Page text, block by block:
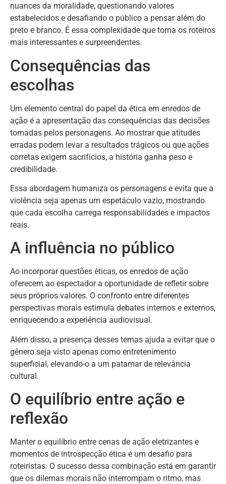
nuances da moralidade, questionando valores
estabelecidos e desafiando o público a pensar além do
preto e branco. É essa complexidade que torna os roteiros
mais interessantes e surpreendentes.
Consequências das
escolhas
Um elemento central do papel da ética em enredos de
ação é a apresentação das consequências das decisões
tomadas pelos personagens. Ao mostrar que atitudes
erradas podem levar a resultados trágicos ou que ações
corretas exigem sacrifícios, a história ganha peso e
credibilidade.
Essa abordagem humaniza os personagens e evita que a
violência seja apenas um espetáculo vazio, mostrando
que cada escolha carrega responsabilidades e impactos
reais.
A influência no público
Ao incorporar questões éticas, os enredos de ação
oferecem ao espectador a oportunidade de refletir sobre
seus próprios valores. O confronto entre diferentes
perspectivas morais estimula debates internos e externos,
enriquecendo a experiência audiovisual.
Além disso, a presença desses temas ajuda a evitar que o
gênero seja visto apenas como entretenimento
superficial, elevando-o a um patamar de relevância
cultural.
O equilíbrio entre ação e
reflexão
Manter o equilíbrio entre cenas de ação eletrizantes e
momentos de introspecção ética é um desafio para
roteiristas. O sucesso dessa combinação está em garantir
que os dilemas morais não interrompam o ritmo, mas